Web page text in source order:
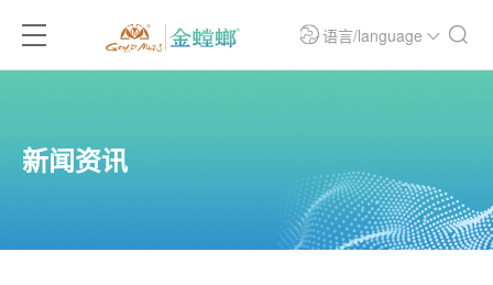
语言/language
新闻资讯